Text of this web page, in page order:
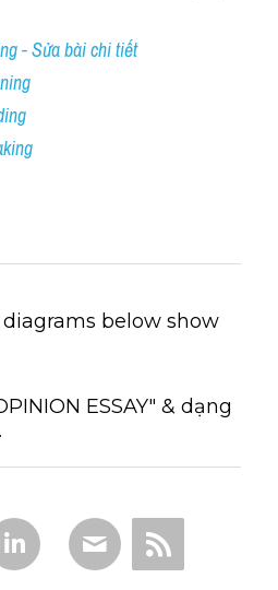
- Sửa bài chi tiết
below show
ESSAY" & dạng